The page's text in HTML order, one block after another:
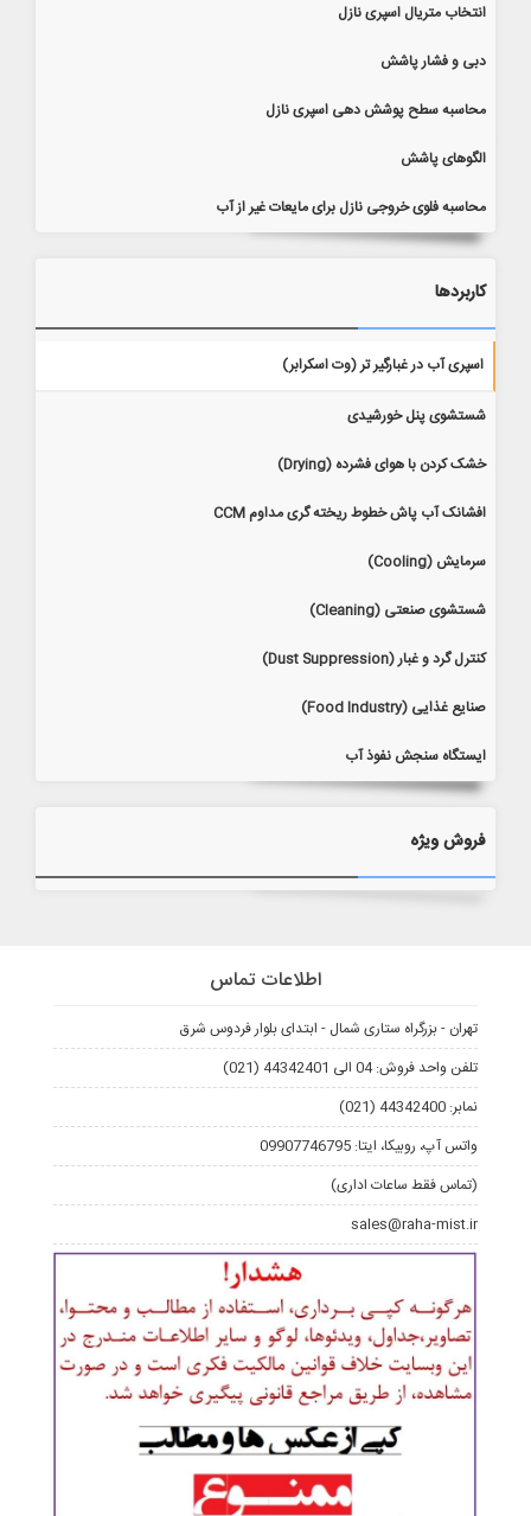
انتخاب متریال اسپری نازل
دبی و فشار پاشش
محاسبه سطح پوشش دهی اسپری نازل
الگوهای پاشش
محاسبه فلوی خروجی نازل برای مایعات غیر از آب
کاربردها
اسپری آب در غبارگیر تر (وت اسکرابر)
شستشوی پنل خورشیدی
خشک کردن با هوای فشرده (Drying)
افشانک آب پاش خطوط ریخته گری مداوم CCM
سرمایش (Cooling)
شستشوی صنعتی (Cleaning)
کنترل گرد و غبار (Dust Suppression)
صنایع غذایی (Food Industry)
ایستگاه سنجش نفوذ آب
فروش ویژه
اطلاعات تماس
تهران - بزرگراه ستاری شمال - ابتدای بلوار فردوس شرق
تلفن واحد فروش: 04 الی 44342401 (021)
نمابر: 44342400 (021)
واتس آپ، روبیکا، ایتا: 09907746795
(تماس فقط ساعات اداری)
sales@raha-mist.ir